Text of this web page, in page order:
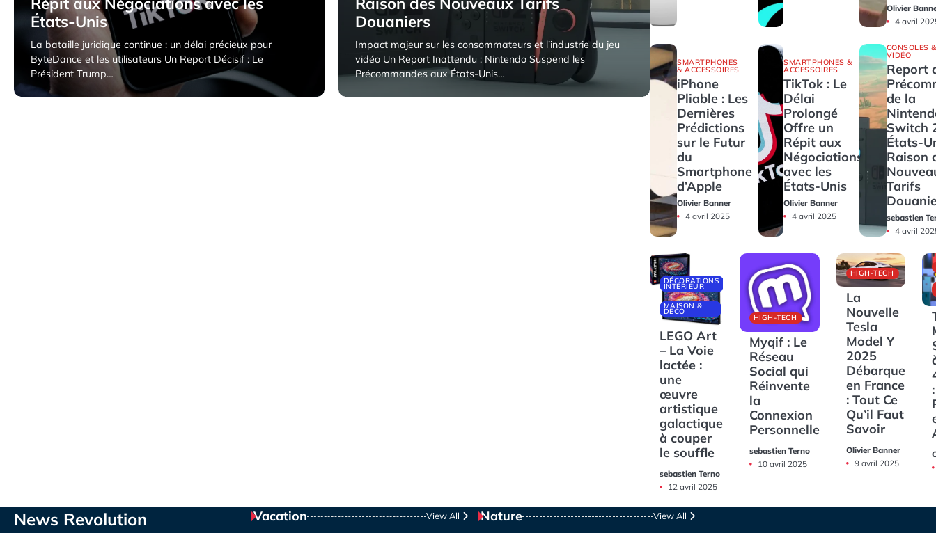
États-Unis
La bataille juridique continue : un délai précieux pour
ByteDance et les utilisateurs Un Report Décisif : Le
Président Trump…
4 avril 2025
Douaniers
Impact majeur sur les consommateurs et l’industrie du jeu
vidéo Un Report Inattendu : Nintendo Suspend les
Précommandes aux États-Unis…
4 avril 2025
Olivier
4 avril
SMARTPHONES
& ACCESSOIRES
iPhone
Pliable : Les
Dernières
Prédictions
sur le Futur
du
Smartphone
d’Apple
Olivier Banner
4 avril 2025
SMARTPHONES &
ACCESSOIRES
TikTok : Le
Délai
Prolongé
Offre un
Répit aux
Négociations
avec les
États-Unis
Olivier Banner
4 avril 2025
CONSOLES
VIDÉO
Report
de la
Switch
États-
Raison
Tarifs
sebastien
4 avril
DÉCORATIONS
INTÉRIEUR
MAISON &
DECO
LEGO Art
– La Voie
lactée :
une
œuvre
artistique
galactique
à couper
le souffle
sebastien Terno
12 avril 2025
HIGH-TECH
Myqif : Le
Réseau
Social qui
Réinvente
la
Connexion
Personnelle
sebastien Terno
10 avril 2025
HIGH-TECH
La
Nouvelle
Tesla
Model Y
2025
Débarque
en France
: Tout Ce
Qu’il Faut
Savoir
Olivier Banner
9 avril 2025
:
News Revolution Vacation View All Nature View All